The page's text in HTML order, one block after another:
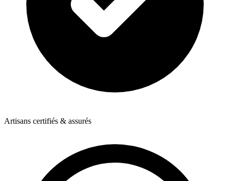
Artisans certifiés & assurés